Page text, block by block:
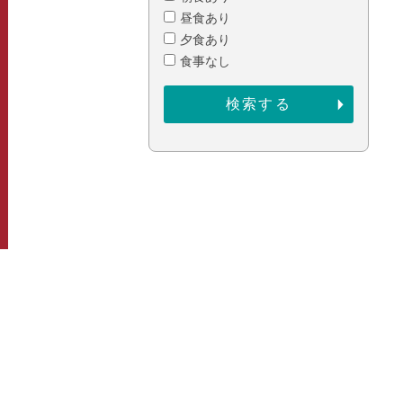
昼食あり
夕食あり
食事なし